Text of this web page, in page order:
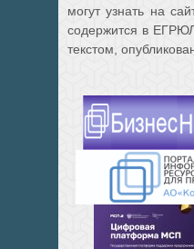
могут узнать на
содержится в
текстом,